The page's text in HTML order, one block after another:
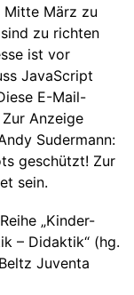
Mitte März zu
zu richten
ist vor
JavaScript
E-Mail-
Anzeige
Sudermann:
geschützt! Zur
sein.
„Kinder-
– Didaktik“ (hg.
Juventa